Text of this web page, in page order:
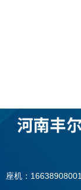
座机：16638908001